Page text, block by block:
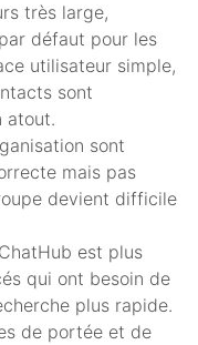
très large,
défaut pour les
utilisateur simple,
sont
atout.
sont
mais pas
devient difficile
est plus
qui ont besoin de
plus rapide.
de portée et de